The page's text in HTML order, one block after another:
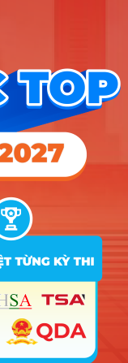
27.2 22 28
28
24.66 26 27.5